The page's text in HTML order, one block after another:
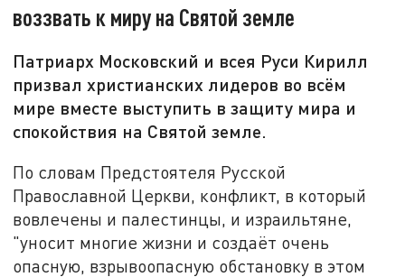
воззвать к миру на Святой земле
Патриарх Московский и всея Руси Кирилл
призвал христианских лидеров во всём
мире вместе выступить в защиту мира и
спокойствия на Святой земле.
По словам Предстоятеля Русской
Православной Церкви, конфликт, в который
вовлечены и палестинцы, и израильтяне,
"уносит многие жизни и создаёт очень
опасную, взрывоопасную обстановку в этом